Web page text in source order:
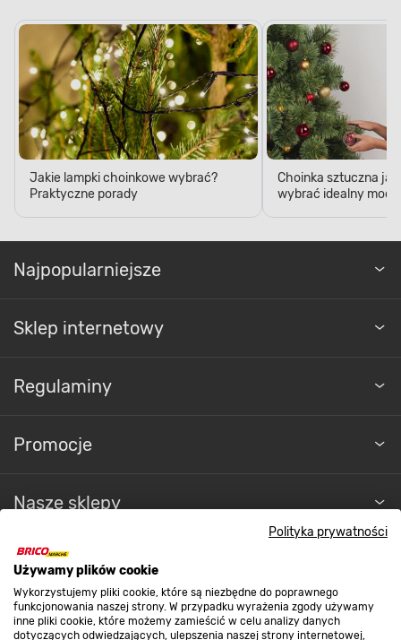
Polityka prywatności
Używamy plików cookie
Wykorzystujemy pliki cookie, które są niezbędne do poprawnego
funkcjonowania naszej strony. W przypadku wyrażenia zgody używamy
inne pliki cookie, które możemy zamieścić w celu analizy danych
dotyczących odwiedzających, ulepszenia naszej strony internetowej,
Jakie lampki choinkowe wybrać?
Praktyczne porady
Choinka sztuczna
wybrać idealny
Najpopularniejsze
Sklep internetowy
Regulaminy
Promocje
Nasze sklepy
O nas
Kontakt do sklepu